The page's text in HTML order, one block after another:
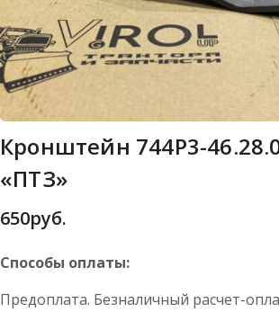
Кронштейн 744Р3-
«ПТЗ»
650руб.
Способы оплаты:
Предоплата. Безналичный расчет-